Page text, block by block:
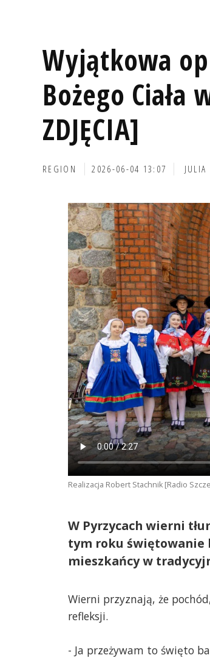
Wyjątkowa
Bożego Ciała
ZDJĘCIA]
REGION 2026-06-04 13:07 JULIA
Realizacja Robert Stachnik [Radio
W Pyrzycach wierni
tym roku świętowanie
mieszkańcy w
Wierni przyznają, że
refleksji.
- Ja przeżywam to święto